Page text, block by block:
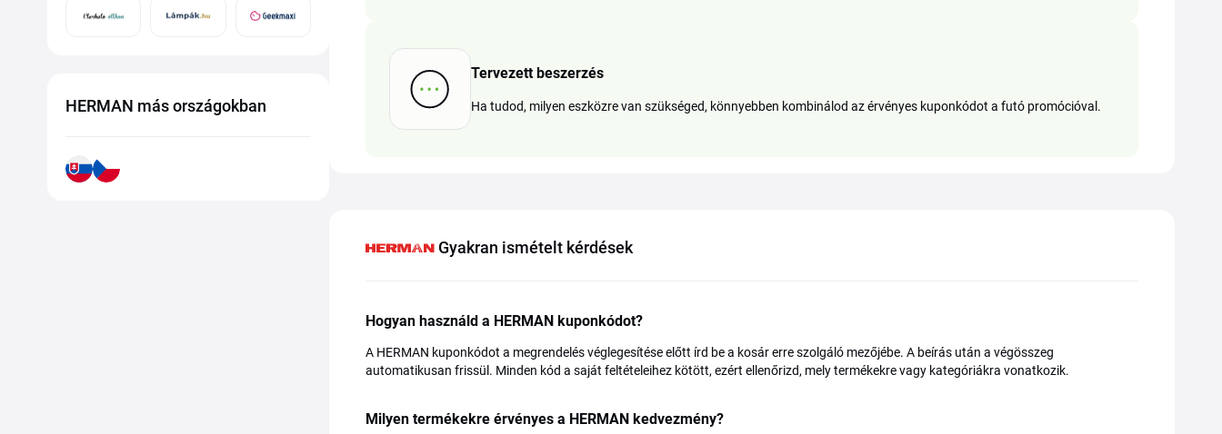
HERMAN más országokban
Tervezett beszerzés
Ha tudod, milyen eszközre van szükséged, könnyebben kombinálod az érvényes kuponkódot a futó promócióval.
Gyakran ismételt kérdések
Hogyan használd a HERMAN kuponkódot?
A HERMAN kuponkódot a megrendelés véglegesítése előtt írd be a kosár erre szolgáló mezőjébe. A beírás után a végösszeg
automatikusan frissül. Minden kód a saját feltételeihez kötött, ezért ellenőrizd, mely termékekre vagy kategóriákra vonatkozik.
Milyen termékekre érvényes a HERMAN kedvezmény?